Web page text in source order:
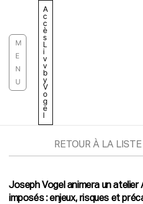
M
E
N
U
A
c
c
è
s
L
i
v
v
b
y
V
o
g
e
l
RETOUR À LA
Joseph Vogel animera un atelier
imposés : enjeux, risques et